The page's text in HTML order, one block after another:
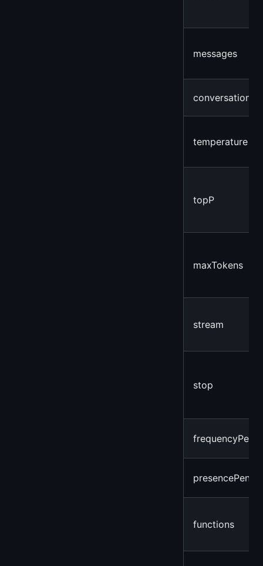
messages
conversationId
temperature
topP
maxTokens
stream
stop
functions